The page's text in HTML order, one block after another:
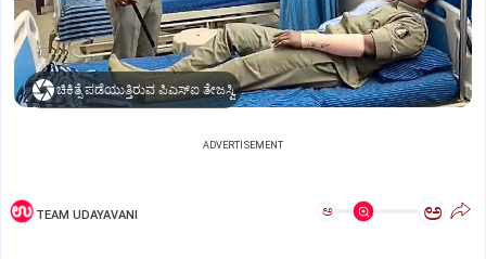
ಚಿಕಿತ್ಸೆ ಪಡೆಯುತ್ತಿರುವ ಪಿಎಸ್ಐ ತೇಜಸ್ವಿ
ADVERTISEMENT
TEAM UDAYAVANI ಅ ಅ